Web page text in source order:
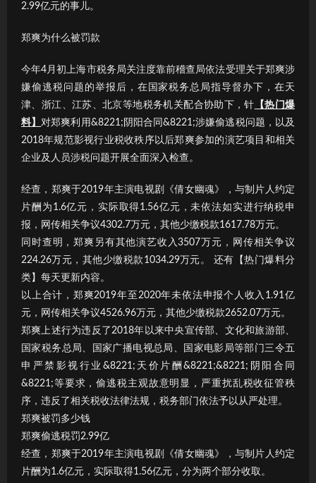
2.99亿元的事儿。
郑爽为什么被罚款
今年4月初上海市税务局关注度靠前稽查局依法受理关于郑爽涉
嫌偷逃税问题的举报后，在国家税务总局指导督办下，在天
津、浙江、江苏、北京等地税务机关配合协助下，针 【热门爆
料】 对郑爽利用&8221;阴阳合同&8221;涉嫌偷逃税问题，以及
2018年规范影视行业税收秩序以后郑爽参加的演艺项目和相关
企业及人员涉税问题开展全面深入检查。
经查，郑爽于2019年主演电视剧《倩女幽魂》，与制片人约定
片酬为1.6亿元，实际取得1.56亿元，未依法如实进行纳税申
报，网传相关争议4302.7万元，其他少缴税款1617.78万元。
同时查明，郑爽另有其他演艺收入3507万元，网传相关争议
224.26万元，其他少缴税款1034.29万元。 还有【热门爆料分
类】每天更新内容。
以上合计，郑爽2019年至2020年未依法申报个人收入1.91亿
元，网传相关争议4526.96万元，其他少缴税款2652.07万元。
郑爽上述行为违反了2018年以来中央宣传部、文化和旅游部、
国家税务总局、国家广播电视总局、国家电影局等部门三令五
申严禁影视行业&8221;天价片酬&8221;&8221;阴阳合同
&8221;等要求，偷逃税主观故意明显，严重扰乱税收征管秩
序，违反了相关税收法律法规，税务部门依法予以从严处理。
郑爽被罚多少钱
郑爽偷逃税罚2.99亿
经查，郑爽于2019年主演电视剧《倩女幽魂》，与制片人约定
片酬为1.6亿元，实际取得1.56亿元，分为两个部分收取。